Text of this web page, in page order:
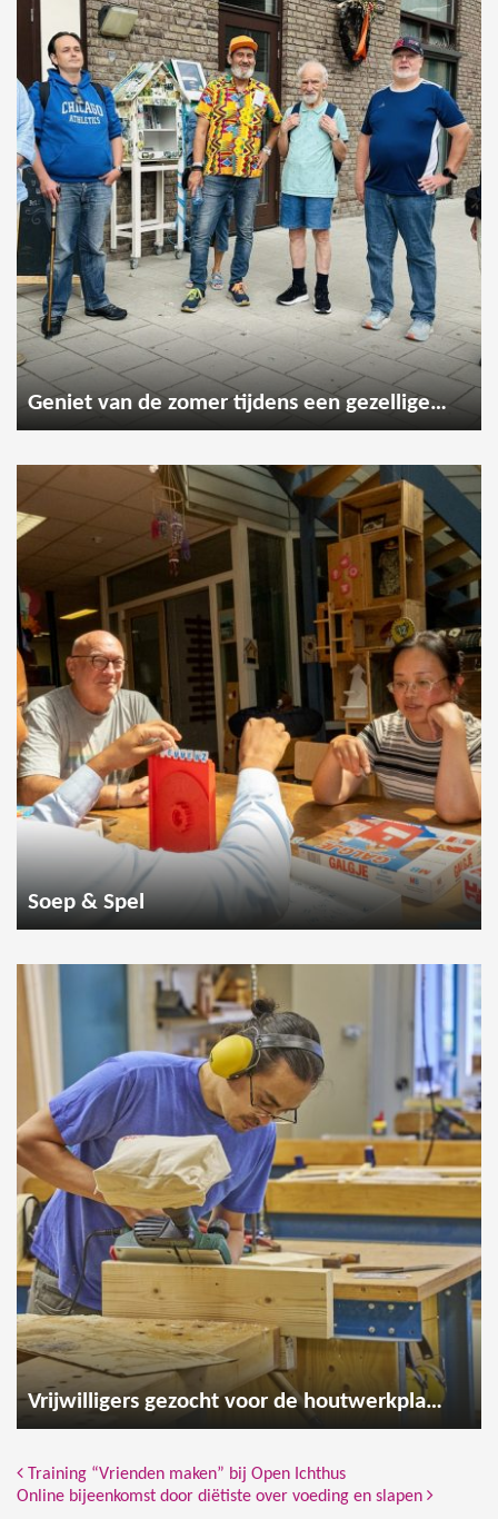
Geniet van de zomer tijdens een gezellige wandeling
Soep & Spel
Vrijwilligers gezocht voor de houtwerkplaats
Bericht Navigatie
Training “Vrienden maken” bij Open Ichthus
Online bijeenkomst door diëtiste over voeding en slapen